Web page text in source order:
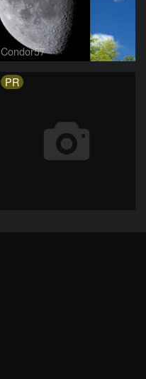
Condor57
PR